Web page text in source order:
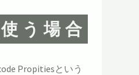
う場合
Propitiesという